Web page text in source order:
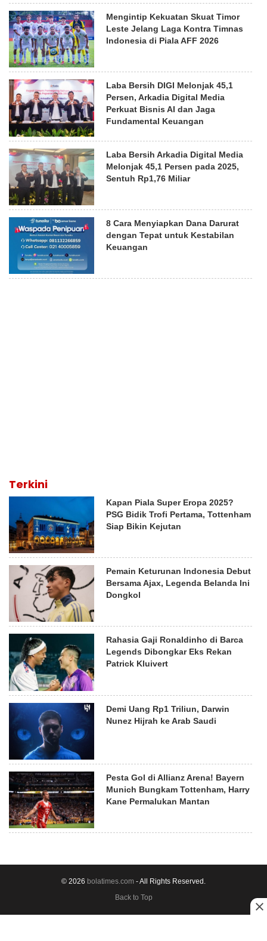
Mengintip Kekuatan Skuat Timor
Leste Jelang Laga Kontra Timnas
Indonesia di Piala AFF 2026
Laba Bersih DIGI Melonjak 45,1
Persen, Arkadia Digital Media
Perkuat Bisnis AI dan Jaga
Fundamental Keuangan
Laba Bersih Arkadia Digital Media
Melonjak 45,1 Persen pada 2025,
Sentuh Rp1,76 Miliar
8 Cara Menyiapkan Dana Darurat
dengan Tepat untuk Kestabilan
Keuangan
Terkini
Kapan Piala Super Eropa 2025?
PSG Bidik Trofi Pertama, Tottenham
Siap Bikin Kejutan
Pemain Keturunan Indonesia Debut
Bersama Ajax, Legenda Belanda Ini
Dongkol
Rahasia Gaji Ronaldinho di Barca
Legends Dibongkar Eks Rekan
Patrick Kluivert
Demi Uang Rp1 Triliun, Darwin
Nunez Hijrah ke Arab Saudi
Pesta Gol di Allianz Arena! Bayern
Munich Bungkam Tottenham, Harry
Kane Permalukan Mantan
© 2026 bolatimes.com - All Rights Reserved.
Back to Top